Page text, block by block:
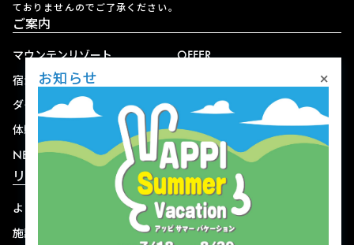
ておりませんのでご了承ください。
ご案内
マウンテンリゾート
宿泊
ダイニング
体験
NEWS
OFFER
ショップ
リゾート情報
よくある質問
施設連絡先一覧
関連施設
資料ダウンロード
お知らせ ×